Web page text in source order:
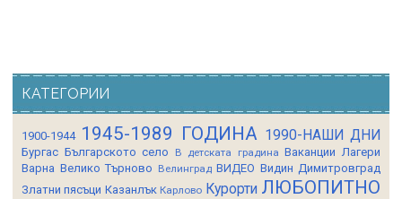
КАТЕГОРИИ
1900-1944 1945-1989 ГОДИНА 1990-НАШИ ДНИ
Бургас Българското село В детската градина Ваканции Лагери
Варна Велико Търново Велинград ВИДЕО Видин Димитровград
Златни пясъци Казанлък Карлово Курорти ЛЮБОПИТНО